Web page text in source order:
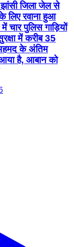
जिला जेल से
लिए रवाना हुआ
पुलिस गाड़ियों
में करीब 35
के अंतिम
आया है, आबान को